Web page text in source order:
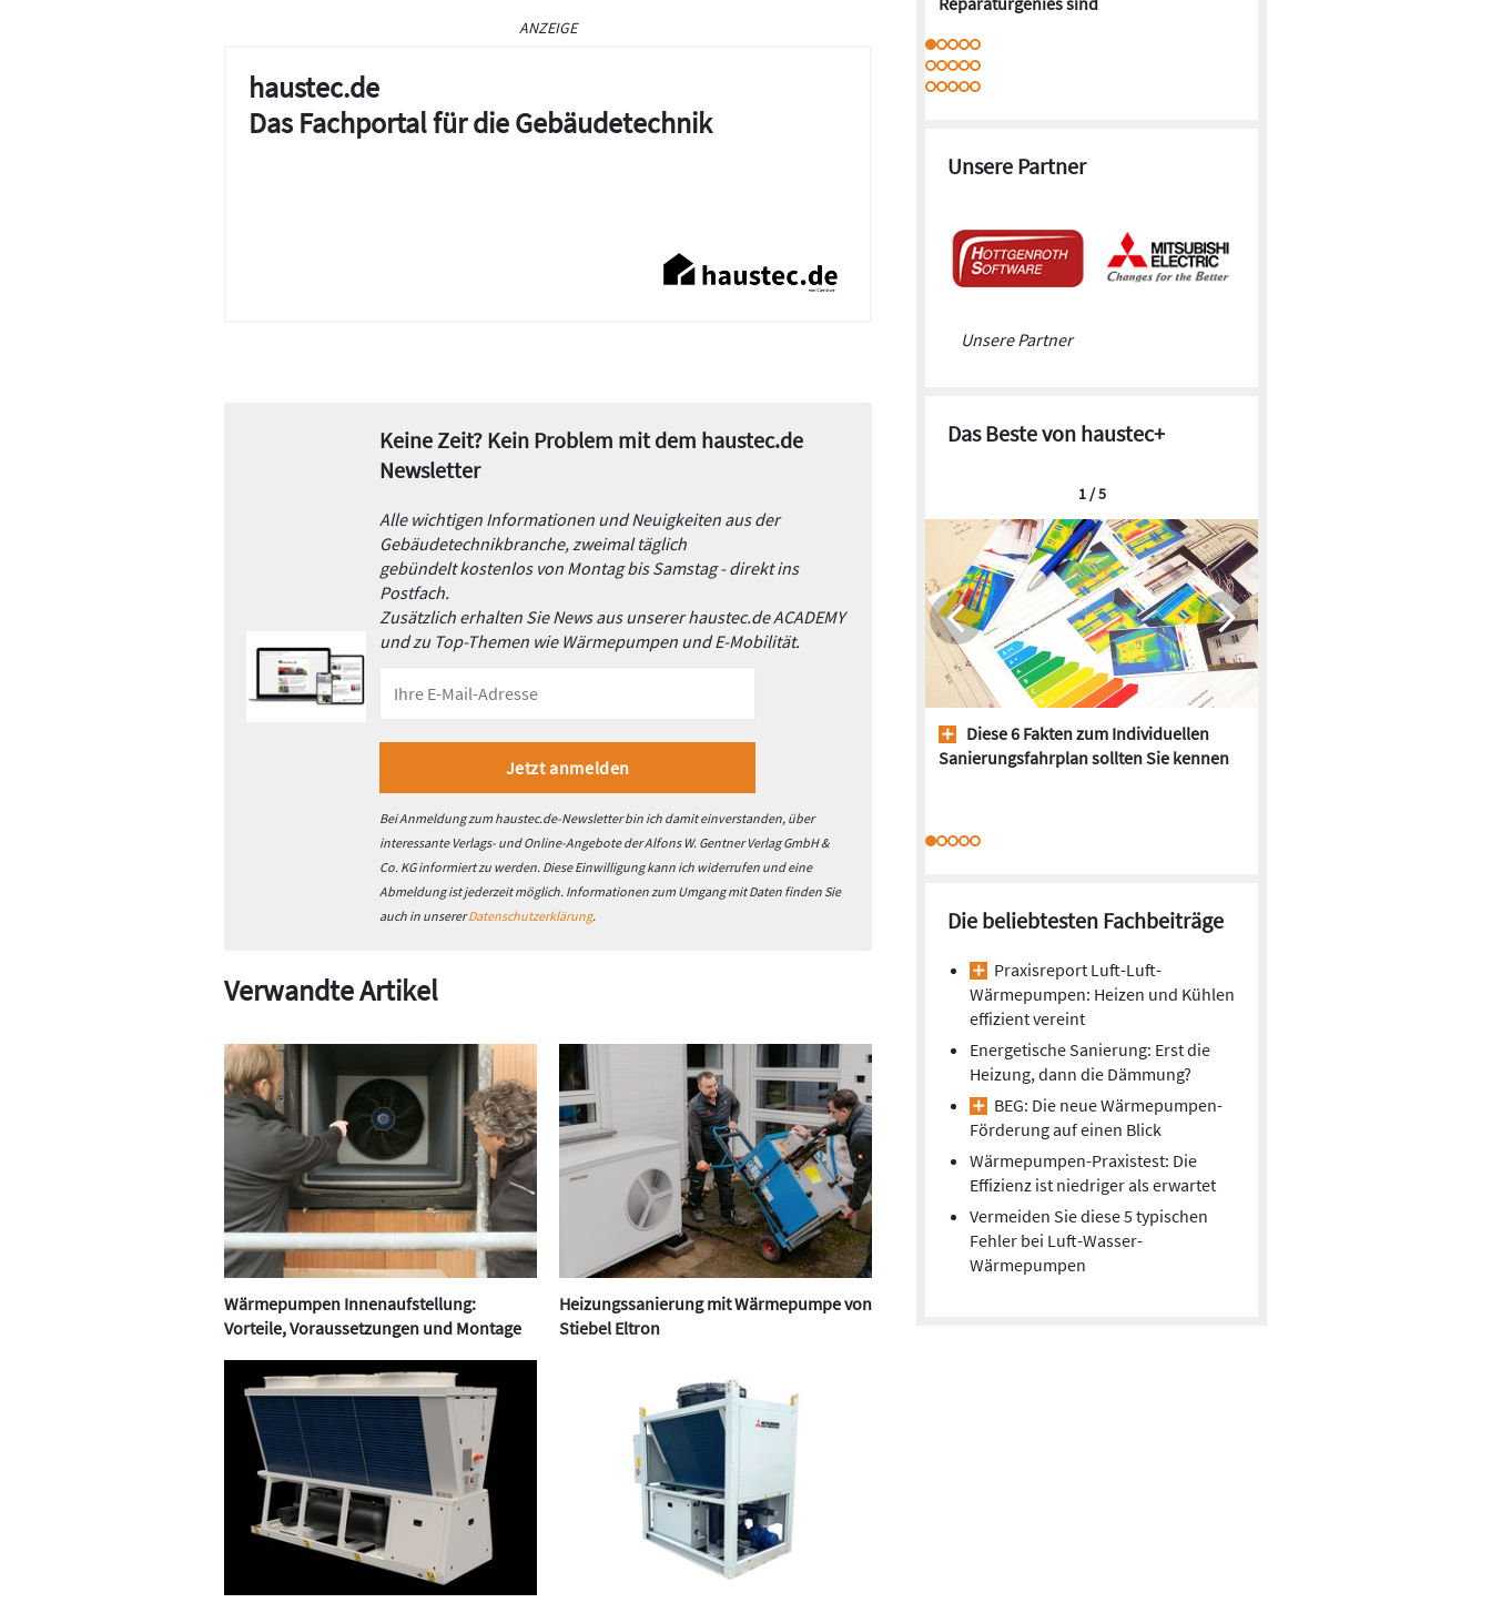
ANZEIGE
haustec.de
Das Fachportal für die Gebäudetechnik
Keine Zeit? Kein Problem mit dem haustec.de
Newsletter
Alle wichtigen Informationen und Neuigkeiten aus der
Gebäudetechnikbranche, zweimal täglich
gebündelt kostenlos von Montag bis Samstag - direkt ins
Postfach.
Zusätzlich erhalten Sie News aus unserer haustec.de ACADEMY
und zu Top-Themen wie Wärmepumpen und E-Mobilität.
Bei Anmeldung zum haustec.de-Newsletter bin ich damit einverstanden, über
interessante Verlags- und Online-Angebote der Alfons W. Gentner Verlag GmbH &
Co. KG informiert zu werden. Diese Einwilligung kann ich widerrufen und eine
Abmeldung ist jederzeit möglich. Informationen zum Umgang mit Daten finden Sie
auch in unsererDatenschutzerklärung.
Verwandte Artikel
Wärmepumpen Innenaufstellung:
Vorteile, Voraussetzungen und Montage
Heizungssanierung mit Wärmepumpe von
Stiebel Eltron
Unsere Partner
Unsere Partner
Das Beste von haustec+
Diese 6 Fakten zum Individuellen
Sanierungsfahrplan sollten Sie kennen
1 / 5
Die beliebtesten Fachbeiträge
Praxisreport Luft-Luft-
Wärmepumpen: Heizen und Kühlen
effizient vereint
Energetische Sanierung: Erst die
Heizung, dann die Dämmung?
BEG: Die neue Wärmepumpen-
Förderung auf einen Blick
Wärmepumpen-Praxistest: Die
Effizienz ist niedriger als erwartet
Vermeiden Sie diese 5 typischen
Fehler bei Luft-Wasser-
Wärmepumpen